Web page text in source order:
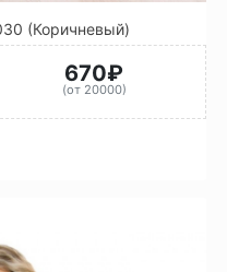
(Коричневый)
670₽
(от 20000)